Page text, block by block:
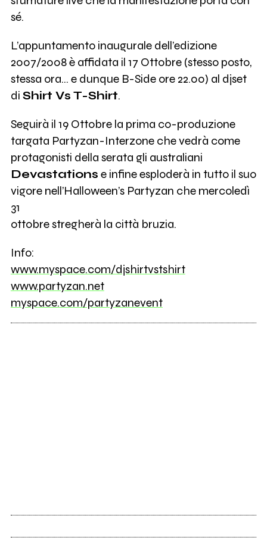
sé.
L’appuntamento inaugurale dell’edizione
2007/2008 è affidata il 17 Ottobre (stesso posto,
stessa ora... e dunque B-Side ore 22.00) al djset
di Shirt Vs T-Shirt.
Seguirà il 19 Ottobre la prima co-produzione
targata Partyzan-Interzone che vedrà come
protagonisti della serata gli australiani
Devastations e infine esploderà in tutto il suo
vigore nell’Halloween’s Partyzan che mercoledì
31
ottobre stregherà la città bruzia.
Info:
www.myspace.com/djshirtvstshirt
www.partyzan.net
myspace.com/partyzanevent